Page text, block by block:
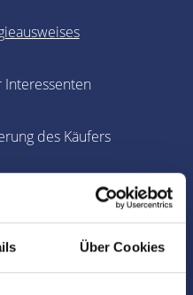
Über Cookies
des Käufers
Vertragsverhandlungen
Mietvertrages